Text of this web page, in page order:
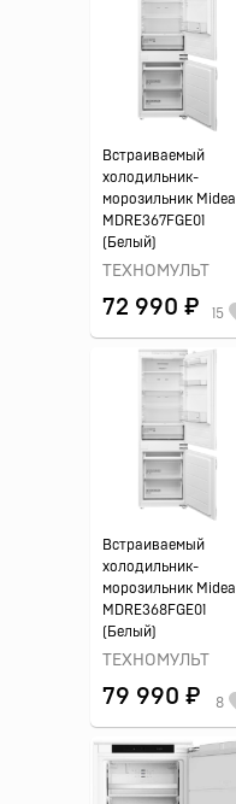
Встраиваемый
холодильник-
морозильник Midea
MDRE367FGE01
(Белый)
ТЕХНОМУЛЬТ
72 990 ₽ 15
Встраиваемый
холодильник-
морозильник Midea
MDRE368FGE01
(Белый)
ТЕХНОМУЛЬТ
79 990 ₽ 8